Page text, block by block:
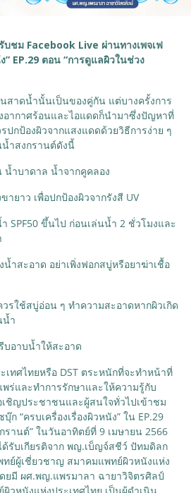
ชม Facebook Live ผ่านทางเพจเฟ
” EP.29 ตอน “การดูแลผิวในช่วง
สาดน้ำนั้นเป็นของคู่กัน แต่บางครั้งการ
อากาศร้อนและไอแดดก็นำมาซึ่งปัญหาที่
ปกป้องผิวจากแสงแดดด้วยวิธีการง่าย ๆ
น้ำสงกรานต์ดังนี้
น้ำบาดาล น้ำจากคูคลอง
ายาว เพื่อปกป้องผิวจากรังสี UV
SPF50 ขึ้นไป ก่อนเล่นน้ำ 2 ชั่วโมงและ
น้ำสะอาด อย่าเพิ่งฟอกสบู่หรือยาฆ่าเชื้อ
รใช้สบู่อ่อน ๆ ทำความสะอาดหากผิวเกิด
น้ำ
บอาบน้ำให้สะอาด
ทศไทยหรือ DST ตระหนักที่จะทำหน้าที่
ร่และทำการรักษาและให้ความรู้กับ
ชิญประชาชนและผู้สนใจทั่วไปเข้าชม
ก “ครบเครื่องเรื่องผิวหนัง” ใน EP.29
รานต์” ในวันอาทิตย์ที่ 9 เมษายน 2566
ด้รับเกียรติจาก พญ.เบ็ญจ์สชีว์ ปัทมดิลก
ย์ผู้เชี่ยวชาญ สมาคมแพทย์ผิวหนังแห่ง
ยมี ผศ.พญ.แพรมาลา ฉายาวิจิตรศิลป์